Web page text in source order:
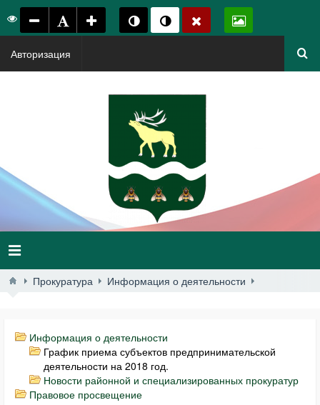
Авторизация
Прокуратура Информация о деятельности
Информация о деятельности
График приема субъектов предпринимательской
деятельности на 2018 год.
Новости районной и специализированных прокуратур
Правовое просвещение